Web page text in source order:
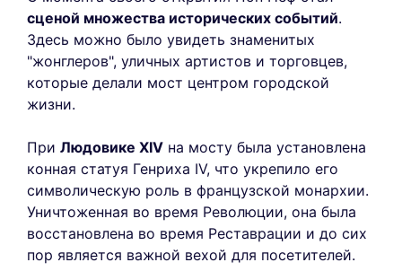
сценой множества исторических событий.
Здесь можно было увидеть знаменитых
"жонглеров", уличных артистов и торговцев,
которые делали мост центром городской
жизни.
При Людовике XIV на мосту была установлена
конная статуя Генриха IV, что укрепило его
символическую роль в французской монархии.
Уничтоженная во время Революции, она была
восстановлена во время Реставрации и до сих
пор является важной вехой для посетителей.